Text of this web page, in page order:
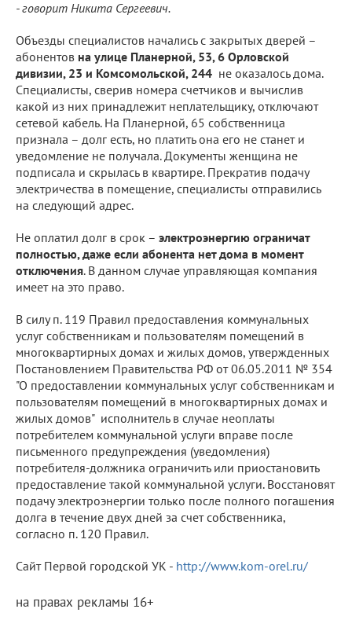
- говорит Никита Сергеевич.
Объезды специалистов начались с закрытых дверей –
абонентов на улице Планерной, 53, 6 Орловской
дивизии, 23 и Комсомольской, 244 не оказалось дома.
Специалисты, сверив номера счетчиков и вычислив
какой из них принадлежит неплательщику, отключают
сетевой кабель. На Планерной, 65 собственница
признала – долг есть, но платить она его не станет и
уведомление не получала. Документы женщина не
подписала и скрылась в квартире. Прекратив подачу
электричества в помещение, специалисты отправились
на следующий адрес.
Не оплатил долг в срок – электроэнергию ограничат
полностью, даже если абонента нет дома в момент
отключения. В данном случае управляющая компания
имеет на это право.
В силу п. 119 Правил предоставления коммунальных
услуг собственникам и пользователям помещений в
многоквартирных домах и жилых домов, утвержденных
Постановлением Правительства РФ от 06.05.2011 № 354
"О предоставлении коммунальных услуг собственникам и
пользователям помещений в многоквартирных домах и
жилых домов" исполнитель в случае неоплаты
потребителем коммунальной услуги вправе после
письменного предупреждения (уведомления)
потребителя-должника ограничить или приостановить
предоставление такой коммунальной услуги. Восстановят
подачу электроэнергии только после полного погашения
долга в течение двух дней за счет собственника,
согласно п. 120 Правил.
Сайт Первой городской УК - http://www.kom-orel.ru/
на правах рекламы 16+